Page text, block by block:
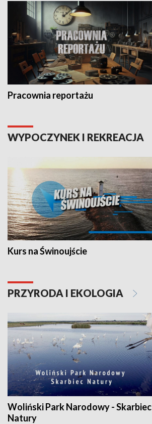
Pracownia reportażu
WYPOCZYNEK I REKREACJA
Kurs na Świnoujście
PRZYRODA I EKOLOGIA
Woliński Park Narodowy - Skarbiec
Natury